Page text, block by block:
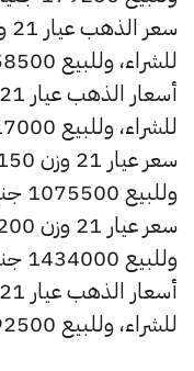
للشراء، وللبيع 358500 جنيه.
للشراء، وللبيع 717000 جنيه.
وللبيع 1075500 جنيه.
وللبيع 1434000 جنيه.
للشراء، وللبيع 1792500 جنيه.